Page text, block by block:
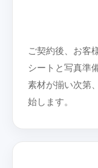
ご契約後、お客
シートと写真準
素材が揃い次第
始します。